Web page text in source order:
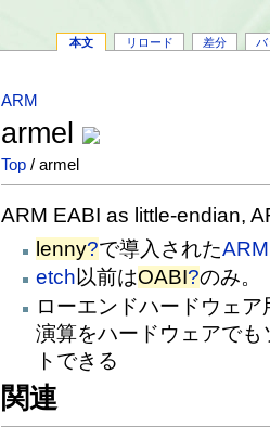
本文 リロード 差分 バ
ARM
armel
Top / armel
ARM EABI as little-endian,
lenny?で導入されたARM
etch以前はOABI?のみ。
ローエンドハードウェ
演算をハードウェアで
トできる
関連